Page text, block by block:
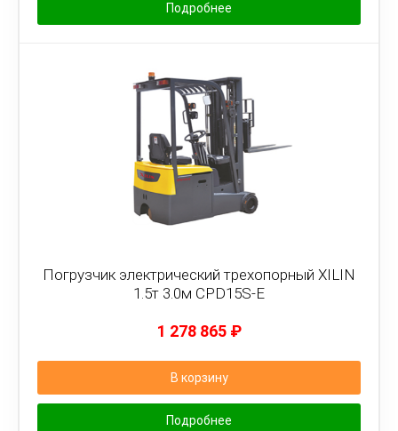
Подробнее
Погрузчик электрический трехопорный XILIN
1.5т 3.0м CPD15S-E
1 278 865 ₽
В корзину
Подробнее